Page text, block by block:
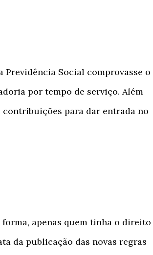
Previdência Social comprovasse o
por tempo de serviço. Além
contribuições para dar entrada no
apenas quem tinha o direito
da publicação das novas regras